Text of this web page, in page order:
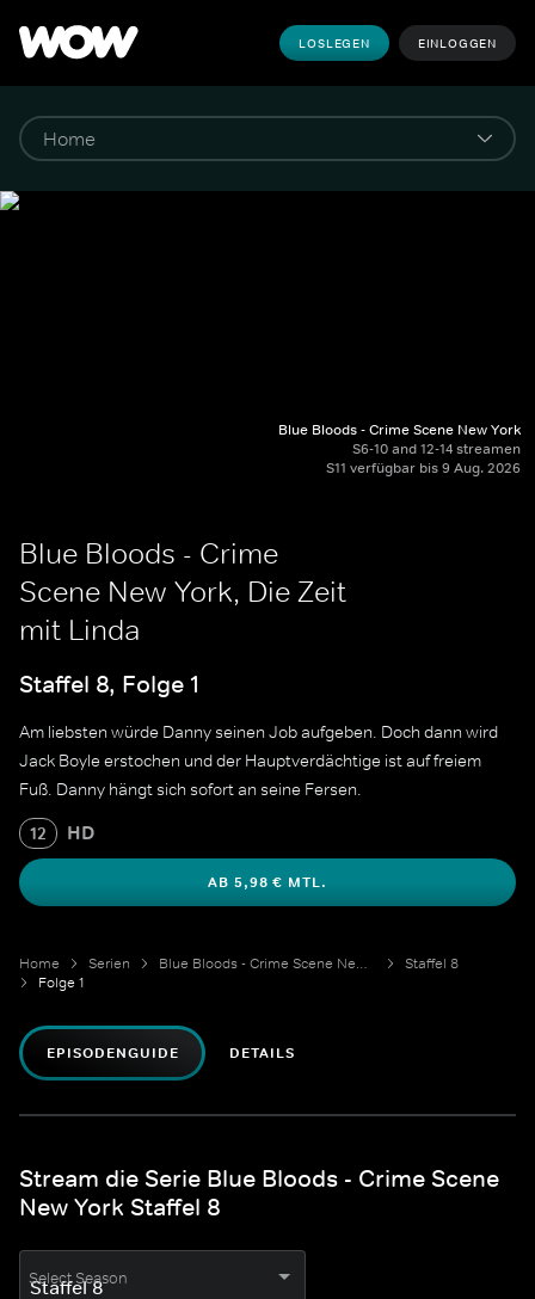
LOSLEGEN EINLOGGEN
Blue Bloods - Crime Scene New York
S6-10 and 12-14 streamen
S11 verfügbar bis 9 Aug. 2026
Blue Bloods - Crime
Scene New York, Die Zeit
mit Linda
Staffel 8, Folge 1
Am liebsten würde Danny seinen Job aufgeben. Doch dann wird
Jack Boyle erstochen und der Hauptverdächtige ist auf freiem
Fuß. Danny hängt sich sofort an seine Fersen.
12 HD
AB 5,98 € MTL.
Home Serien Blue Bloods - Crime Scene New York
Staffel 8
Folge 1
EPISODENGUIDE DETAILS
Stream die Serie Blue Bloods - Crime Scene
New York Staffel 8
Select Season